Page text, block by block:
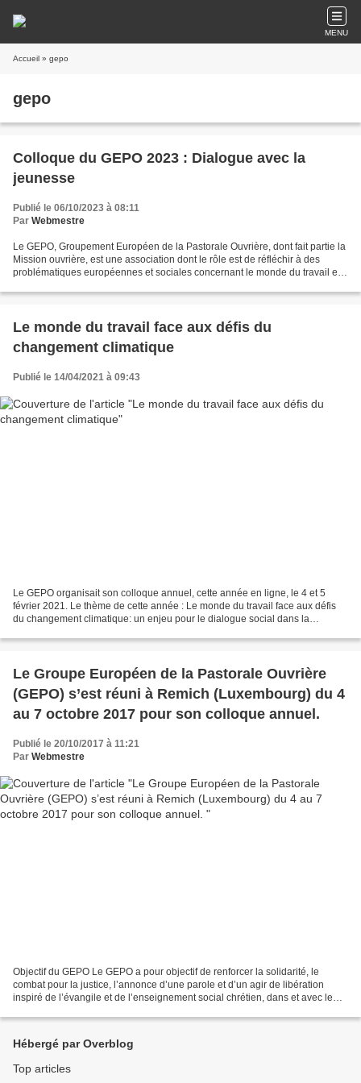
MENU
Accueil » gepo
gepo
Colloque du GEPO 2023 : Dialogue avec la
jeunesse
Publié le 06/10/2023 à 08:11
Par Webmestre
Le GEPO, Groupement Européen de la Pastorale Ouvrière, dont fait partie la
Mission ouvrière, est une association dont le rôle est de réfléchir à des
problématiques européennes et sociales concernant le monde du travail et
Le monde du travail face aux défis du
changement climatique
Publié le 14/04/2021 à 09:43
Le GEPO organisait son colloque annuel, cette année en ligne, le 4 et 5
février 2021. Le thème de cette année : Le monde du travail face aux défis
du changement climatique: un enjeu pour le dialogue social dans la
Le Groupe Européen de la Pastorale Ouvrière
(GEPO) s’est réuni à Remich (Luxembourg) du 4
au 7 octobre 2017 pour son colloque annuel.
Publié le 20/10/2017 à 11:21
Par Webmestre
Objectif du GEPO Le GEPO a pour objectif de renforcer la solidarité, le
combat pour la justice, l’annonce d’une parole et d’un agir de libération
inspiré de l’évangile et de l’enseignement social chrétien, dans et avec le
Hébergé par Overblog
Top articles